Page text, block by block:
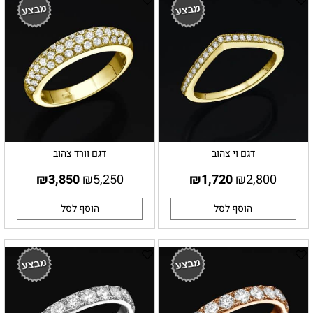
דגם וי צהוב
₪2,800
₪1,720
הוסף לסל
דגם וורד צהוב
₪5,250
₪3,850
הוסף לסל